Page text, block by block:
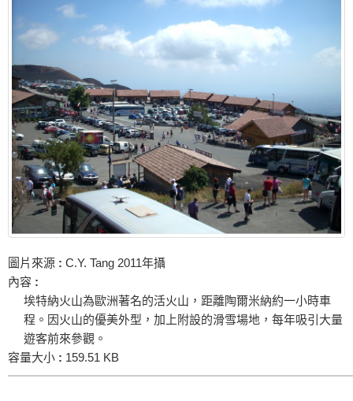
圖片來源 : C.Y. Tang 2011年攝
內容 :
埃特納火山為歐洲著名的活火山，距離陶爾米納約一小時車
程。因火山的優美外型，加上附設的滑雪場地，每年吸引大量
遊客前來參觀。
容量大小 : 159.51 KB